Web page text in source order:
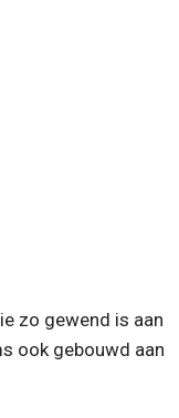
zo gewend is aan
ook gebouwd aan